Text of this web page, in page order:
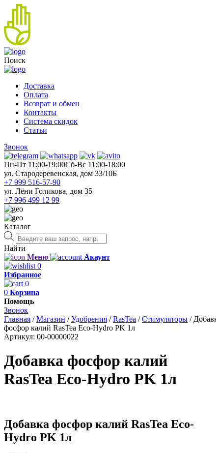
Поиск
Доставка
Оплата
Возврат и обмен
Контакты
Система скидок
Статьи
Звонок
Пн-Пт 11:00-19:00Cб-Вс 11:00-18:00
ул. Стародеревенская, дом 33/10Б
+7 999 516-57-90
ул. Лёни Голикова, дом 35
+7 996 499 12 99
Каталог
Поиск
товаров
Найти
Меню
Акаунт
0
Избранное
0
0 Корзина
Помощь
Звонок
Главная /Магазин /Удобрения /RasTea /Стимуляторы /
фосфор калий RasTea Eco-Hydro PK 1л
Артикул: 00-00000022
Добавка фосфор калий
RasTea Eco-Hydro PK 1л
Добавка фосфор калий RasTea Eco-
Hydro PK 1л